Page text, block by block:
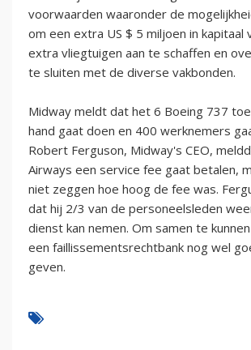
voorwaarden waaronder de
om een extra US $ 5 miljoen in kapitaal
extra vliegtuigen aan te schaffen en
te sluiten met de diverse vakbonden.
Midway meldt dat het 6 Boeing 737
hand gaat doen en 400 werknemers
Robert Ferguson, Midway's CEO,
Airways een service fee gaat betalen,
niet zeggen hoe hoog de fee was.
dat hij 2/3 van de personeelsleden
dienst kan nemen. Om samen te
een faillissementsrechtbank nog wel
geven.